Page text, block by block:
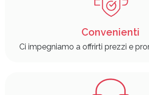
Convenienti
Ci impegniamo a offrirti prezzi e